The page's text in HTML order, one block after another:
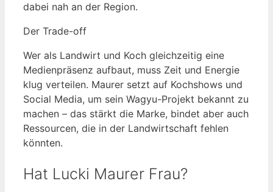
dabei nah an der Region.
Der Trade-off
Wer als Landwirt und Koch gleichzeitig eine
Medienpräsenz aufbaut, muss Zeit und Energie
klug verteilen. Maurer setzt auf Kochshows und
Social Media, um sein Wagyu-Projekt bekannt zu
machen – das stärkt die Marke, bindet aber auch
Ressourcen, die in der Landwirtschaft fehlen
könnten.
Hat Lucki Maurer Frau?